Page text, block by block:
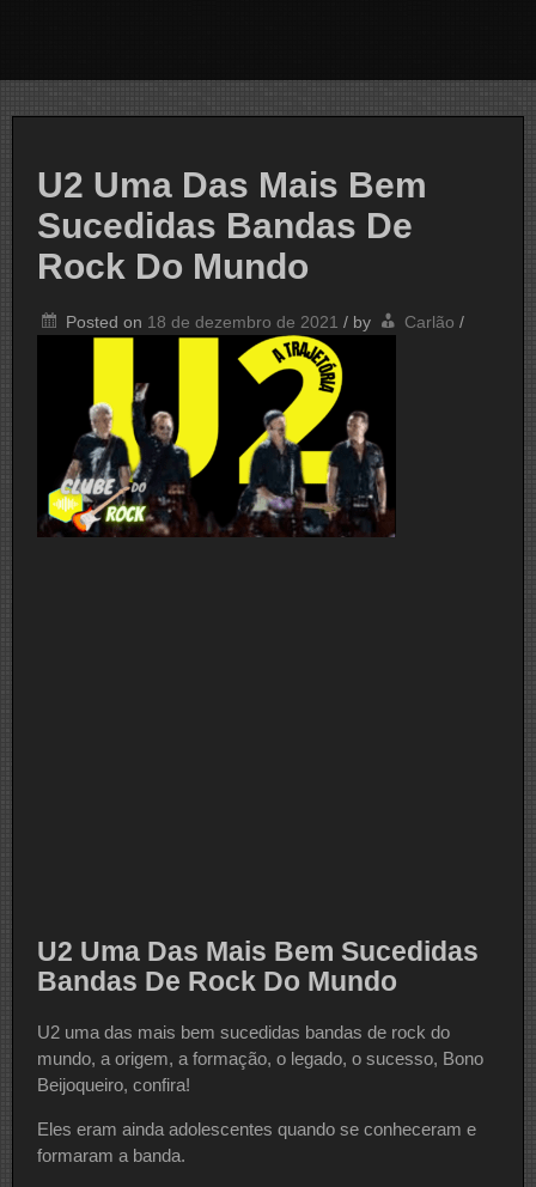
U2 Uma Das Mais Bem
Sucedidas Bandas De
Rock Do Mundo
Posted on 18 de dezembro de 2021 / by Carlão /
U2 Uma Das Mais Bem Sucedidas
Bandas De Rock Do Mundo
U2 uma das mais bem sucedidas bandas de rock do
mundo, a origem, a formação, o legado, o sucesso, Bono
Beijoqueiro, confira!
Eles eram ainda adolescentes quando se conheceram e
formaram a banda.